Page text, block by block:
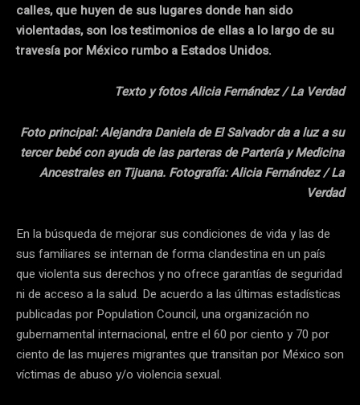
calles, que huyen de sus lugares donde han sido
violentadas, son los testimonios de ellas a lo largo de su
travesía por México rumbo a Estados Unidos.
Texto y fotos Alicia Fernández / La Verdad
Foto principal: Alejandra Daniela de El Salvador da a luz a su
tercer bebé con ayuda de las parteras de Partería y Medicina
Ancestrales en Tijuana. Fotografía: Alicia Fernández / La
Verdad
En la búsqueda de mejorar sus condiciones de vida y las de
sus familiares se internan de forma clandestina en un país
que violenta sus derechos y no ofrece garantías de seguridad
ni de acceso a la salud. De acuerdo a las últimas estadísticas
publicadas por Population Council, una organización no
gubernamental internacional, entre el 60 por ciento y 70 por
ciento de las mujeres migrantes que transitan por México son
víctimas de abuso y/o violencia sexual.